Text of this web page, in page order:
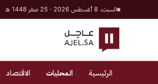
السبت، 8 أغسطس 2026 · 25 صفر 1448 هـ
الرئيسية المحليات الاقتصاد